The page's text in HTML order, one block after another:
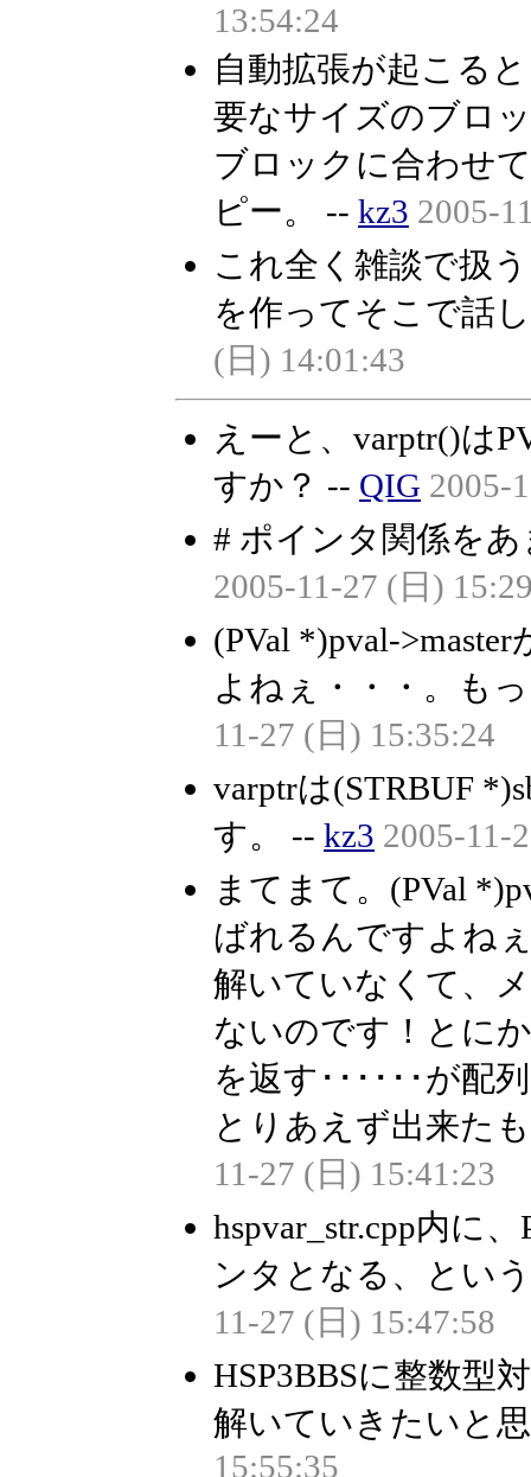
13:54:24
自動拡張が起こる
要なサイズのブロ
ブロックに合わせ
ピー。 -- kz3 2005-
これ全く雑談で扱
を作ってそこで話
(日) 14:01:43
えーと、varptr()は
すか？ -- QIG 2005-
# ポインタ関係を
2005-11-27 (日)
(PVal *)pval-
よねぇ・・・。も
11-27 (日) 15:35:24
varptrは(STRBUF
す。 -- kz3 2005-11-
まてまて。(PVal
ばれるんですよね
解いていなくて、
ないのです！とに
を返す･･････が配
とりあえず出来た
11-27 (日) 15:41:23
hspvar_str.cpp内に
ンタとなる、とい
11-27 (日) 15:47:58
HSP3BBSに整数型
解いていきたいと
15:55:35